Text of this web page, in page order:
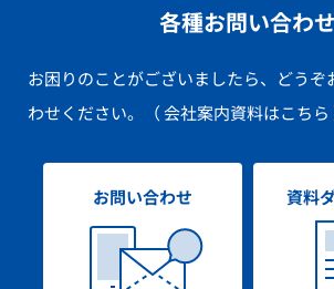
各種お問い合わせ
お困りのことがございましたら、どうぞ
わせください。
（ 会社案内資料はこちら
お問い合わせ 資料